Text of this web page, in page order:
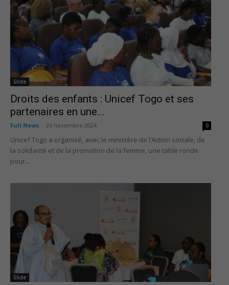
Slide
Droits des enfants : Unicef Togo et ses
partenaires en une...
Full News 26 novembre 2024 0
Unicef Togo a organisé, avec le ministère de l’Action sociale, de
la solidarité et de la promotion de la femme, une table ronde
pour...
Slide